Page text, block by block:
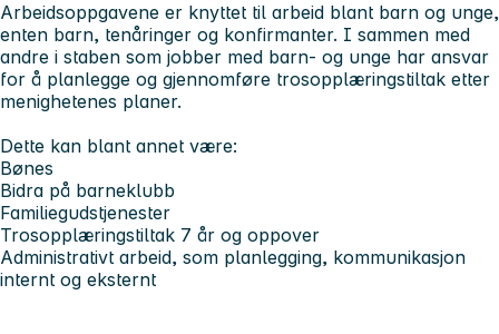
Arbeidsoppgavene er knyttet til arbeid blant barn og unge,
enten barn, tenåringer og konfirmanter. I sammen med
andre i staben som jobber med barn- og unge har ansvar
for å planlegge og gjennomføre trosopplæringstiltak etter
menighetenes planer.
Dette kan blant annet være:
Bønes
Bidra på barneklubb
Familiegudstjenester
Trosopplæringstiltak 7 år og oppover
Administrativt arbeid, som planlegging, kommunikasjon
internt og eksternt